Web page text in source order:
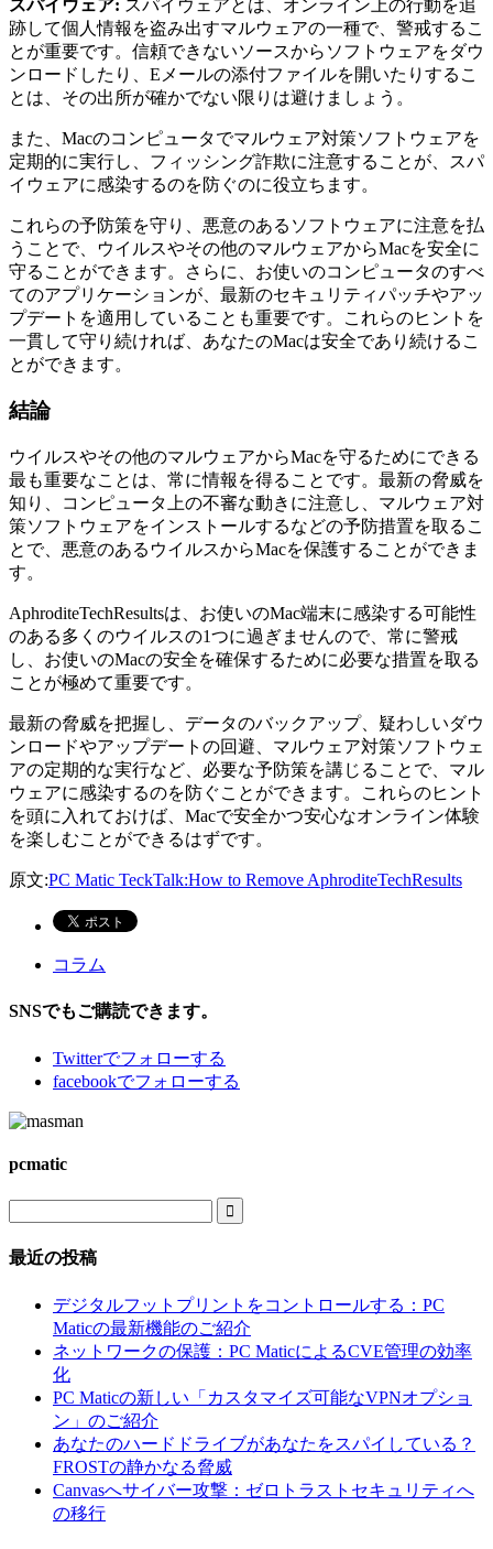
スパイウェア: スパイウェアとは、オンライン上の行動を追
跡して個人情報を盗み出すマルウェアの一種で、警戒するこ
とが重要です。信頼できないソースからソフトウェアをダウ
ンロードしたり、Eメールの添付ファイルを開いたりするこ
とは、その出所が確かでない限りは避けましょう。
また、Macのコンピュータでマルウェア対策ソフトウェアを
定期的に実行し、フィッシング詐欺に注意することが、スパ
イウェアに感染するのを防ぐのに役立ちます。
これらの予防策を守り、悪意のあるソフトウェアに注意を払
うことで、ウイルスやその他のマルウェアからMacを安全に
守ることができます。さらに、お使いのコンピュータのすべ
てのアプリケーションが、最新のセキュリティパッチやアッ
プデートを適用していることも重要です。これらのヒントを
一貫して守り続ければ、あなたのMacは安全であり続けるこ
とができます。
結論
ウイルスやその他のマルウェアからMacを守るためにできる
最も重要なことは、常に情報を得ることです。最新の脅威を
知り、コンピュータ上の不審な動きに注意し、マルウェア対
策ソフトウェアをインストールするなどの予防措置を取るこ
とで、悪意のあるウイルスからMacを保護することができま
す。
AphroditeTechResultsは、お使いのMac端末に感染する可能性
のある多くのウイルスの1つに過ぎませんので、常に警戒
し、お使いのMacの安全を確保するために必要な措置を取る
ことが極めて重要です。
最新の脅威を把握し、データのバックアップ、疑わしいダウ
ンロードやアップデートの回避、マルウェア対策ソフトウェ
アの定期的な実行など、必要な予防策を講じることで、マル
ウェアに感染するのを防ぐことができます。これらのヒント
を頭に入れておけば、Macで安全かつ安心なオンライン体験
を楽しむことができるはずです。
原文:PC Matic TeckTalk:How to Remove AphroditeTechResults
コラム
SNSでもご購読できます。
Twitterでフォローする
facebookでフォローする
pcmatic

最近の投稿
デジタルフットプリントをコントロールする：PC
Maticの最新機能のご紹介
ネットワークの保護：PC MaticによるCVE管理の効率
化
PC Maticの新しい「カスタマイズ可能なVPNオプショ
ン」のご紹介
あなたのハードドライブがあなたをスパイしている？
FROSTの静かなる脅威
Canvasへサイバー攻撃：ゼロトラストセキュリティへ
の移行